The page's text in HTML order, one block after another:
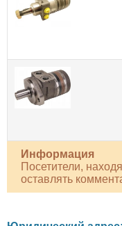
Информация
Посетители,
оставлять